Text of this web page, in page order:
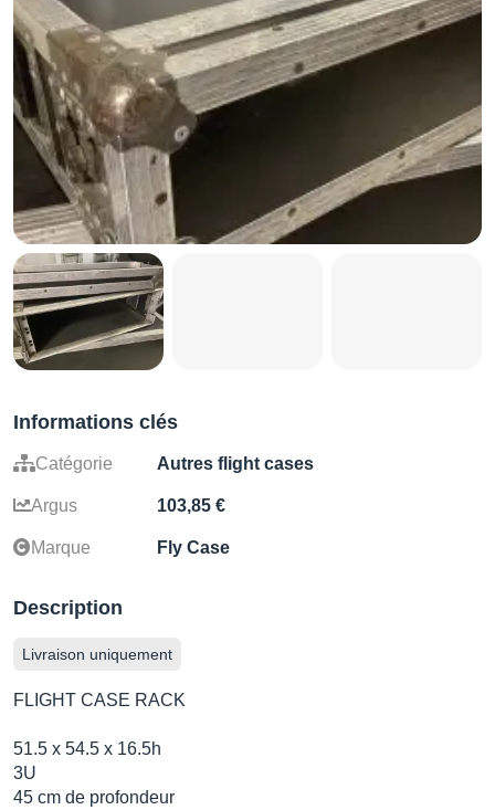
Informations clés
Catégorie Autres flight cases
Argus 103,85 €
Marque Fly Case
Description
Livraison uniquement
FLIGHT CASE RACK
51.5 x 54.5 x 16.5h
3U
45 cm de profondeur